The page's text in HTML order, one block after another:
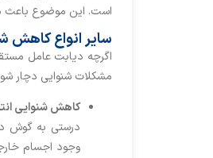
است. این موضوع باعث
سایر انواع کاهش
اگرچه دیابت عامل
مشکلات شنوایی دچار
کاهش شنوایی
درستی به گوش
وجود اجسام